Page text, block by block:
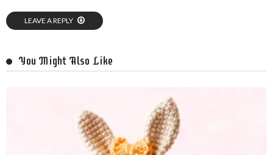
LEAVE A REPLY
You Might Also Like